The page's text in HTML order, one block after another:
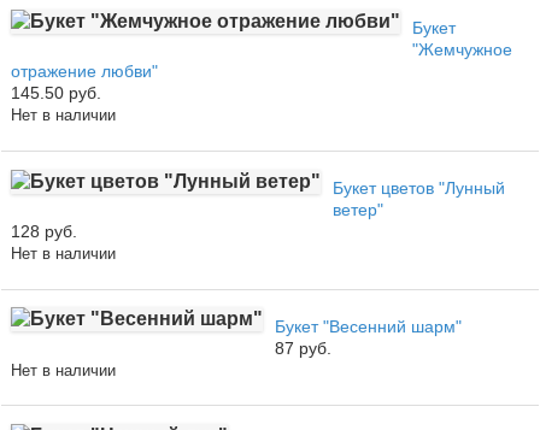
Букет
"Жемчужное
отражение любви"
145.50 руб.
Нет в наличии
Букет цветов "Лунный
ветер"
128 руб.
Нет в наличии
Букет "Весенний шарм"
87 руб.
Нет в наличии